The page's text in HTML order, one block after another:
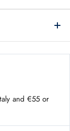
and €55 or